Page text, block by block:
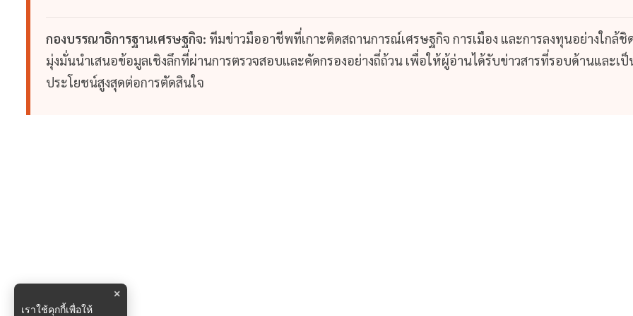
กองบรรณาธิการฐานเศรษฐกิจ: ทีมข่าวมืออาชีพที่เกาะติดสถานการณ์เศรษฐกิจ การเมือง และการลงทุนอย่างใกล้ชิ
มุ่งมั่นนำเสนอข้อมูลเชิงลึกที่ผ่านการตรวจสอบและคัดกรองอย่างถี่ถ้วน เพื่อให้ผู้อ่านได้รับข่าวสารที่รอบด้านและเป็
ประโยชน์สูงสุดต่อการตัดสินใจ
×
เราใช้คุกกี้เพื่อให้